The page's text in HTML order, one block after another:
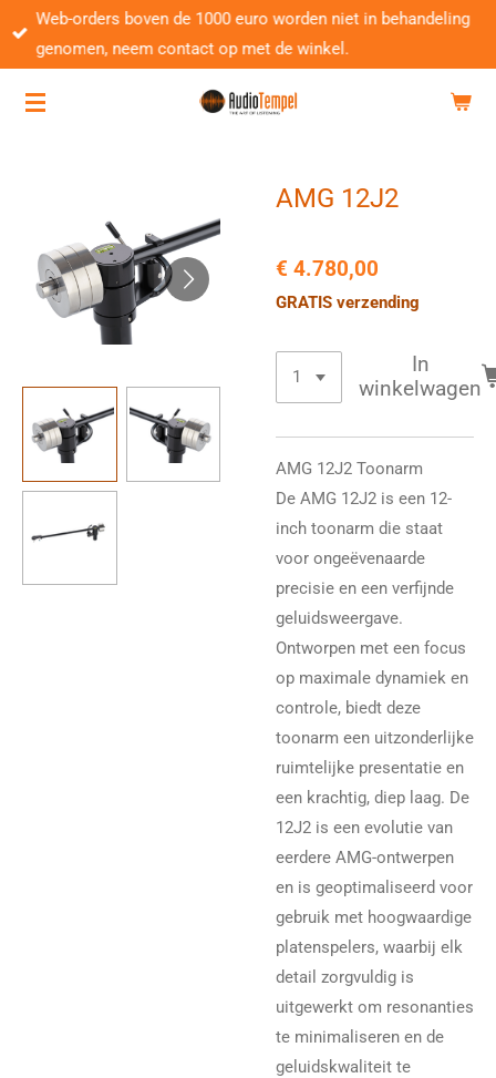
Ga
direct
de
Web-orders boven de 1000 euro worden niet in behandeling
genomen, neem contact op met de winkel.
AMG 12J2
€ 4.780,00
GRATIS verzending
In
winkelwagen
AMG 12J2 Toonarm
De AMG 12J2 is een 12-
inch toonarm die staat
voor ongeëvenaarde
precisie en een verfijnde
geluidsweergave.
Ontworpen met een focus
op maximale dynamiek en
controle, biedt deze
toonarm een uitzonderlijke
ruimtelijke presentatie en
een krachtig, diep laag. De
12J2 is een evolutie van
eerdere AMG-ontwerpen
en is geoptimaliseerd voor
gebruik met hoogwaardige
platenspelers, waarbij elk
detail zorgvuldig is
uitgewerkt om resonanties
te minimaliseren en de
geluidskwaliteit te